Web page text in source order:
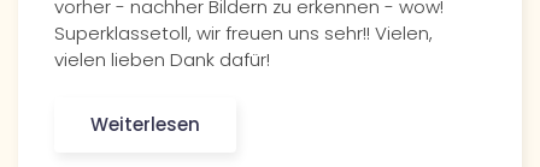
vorher - nachher Bildern zu erkennen - wow!
Superklassetoll, wir freuen uns sehr!! Vielen,
vielen lieben Dank dafür!
Weiterlesen